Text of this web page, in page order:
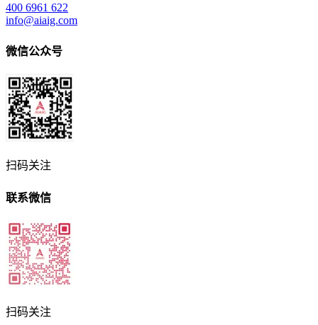
400 6961 622
info@aiaig.com
微信公众号
扫码关注
联系微信
扫码关注